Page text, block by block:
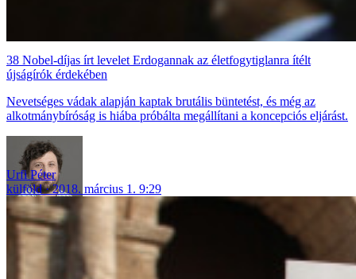
38 Nobel-díjas írt levelet Erdogannak az életfogytiglanra ítélt
újságírók érdekében
Nevetséges vádak alapján kaptak brutális büntetést, és még az
alkotmánybíróság is hiába próbálta megállítani a koncepciós eljárást.
Urfi Péter
külföld
2018. március 1. 9:29